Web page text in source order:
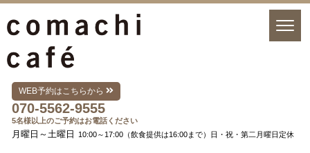
WEB予約はこちらから
070-5562-9555
5名様以上のご予約はお電話ください
月曜日～土曜日 10:00～17:00（飲食提供は16:00まで）日・祝・第二月曜日定休